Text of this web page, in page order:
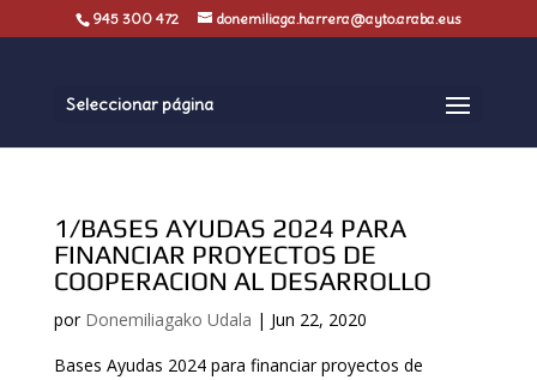
945 300 472 donemiliaga.harrera@ayto.araba.eus
Seleccionar página
1/BASES AYUDAS 2024 PARA
FINANCIAR PROYECTOS DE
COOPERACION AL DESARROLLO
por Donemiliagako Udala | Jun 22, 2020
Bases Ayudas 2024 para financiar proyectos de